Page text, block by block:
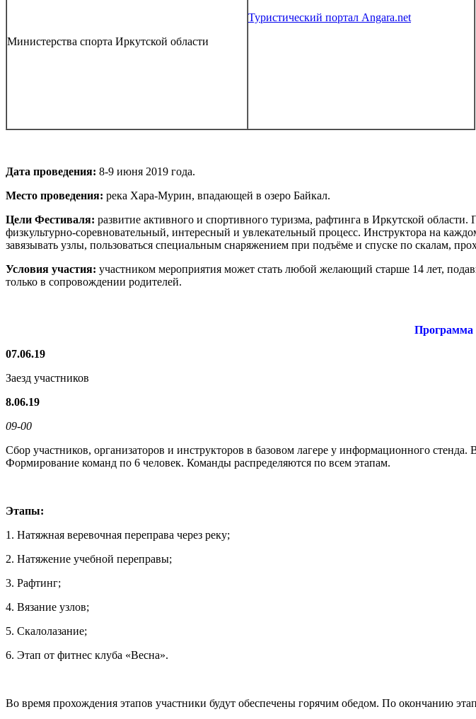
Министерства спорта Иркутской области
Туристический портал Angara.net
Дата проведения: 8-9 июня 2019 года.
Место проведения: река Хара-Мурин, впадающей в озеро Байкал.
Цели Фестиваля: развитие активного и спортивного туризма, рафтинга в Иркутской
физкультурно-соревновательный, интересный и увлекательный процесс. Инструктора на
завязывать узлы, пользоваться специальным снаряжением при подъёме и спуске по скалам,
Условия участия: участником мероприятия может стать любой желающий старше 14 лет,
только в сопровождении родителей.
Программа
07.06.19
Заезд участников
8.06.19
09-00
Сбор участников, организаторов и инструкторов в базовом лагере у информационного
Формирование команд по 6 человек. Команды распределяются по всем этапам.
Этапы:
1. Натяжная веревочная переправа через реку;
2. Натяжение учебной переправы;
3. Рафтинг;
4. Вязание узлов;
5. Скалолазание;
6. Этап от фитнес клуба «Весна».
Во время прохождения этапов участники будут обеспечены горячим обедом. По окончанию